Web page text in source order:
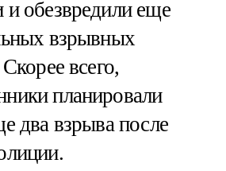
обезвредили еще
взрывных
всего,
планировали
два взрыва после